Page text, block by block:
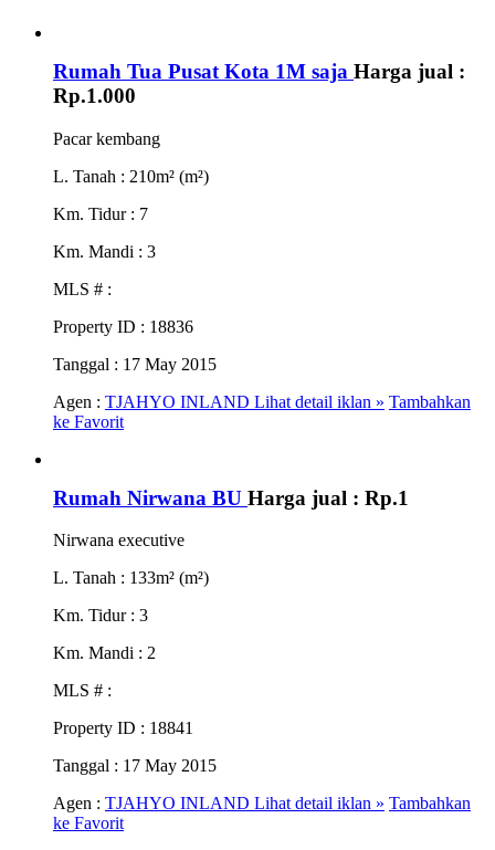
Rumah Tua Pusat Kota 1M saja Harga jual :
Rp.1.000
Pacar kembang
L. Tanah : 210m² (m²)
Km. Tidur : 7
Km. Mandi : 3
MLS # :
Property ID : 18836
Tanggal : 17 May 2015
Agen : TJAHYO INLAND Lihat detail iklan » Tambahkan
ke Favorit
Rumah Nirwana BU Harga jual : Rp.1
Nirwana executive
L. Tanah : 133m² (m²)
Km. Tidur : 3
Km. Mandi : 2
MLS # :
Property ID : 18841
Tanggal : 17 May 2015
Agen : TJAHYO INLAND Lihat detail iklan » Tambahkan
ke Favorit